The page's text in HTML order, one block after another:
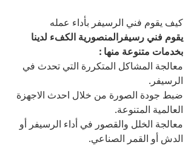
كيف يقوم فني الرسيفر بأداء عمله
يقوم فني رسيفرالمنصورية الكفء لدينا
بخدمات متنوعة منها :
معالجة المشاكل المتكررة التي تحدث في
الرسيفر.
ضبط جودة الصورة من خلال احدث الاجهزة
العالمية المتنوعة.
معالجة الخلل والقصور في أداء الرسيفر أو
الدش أو القمر الصناعي.